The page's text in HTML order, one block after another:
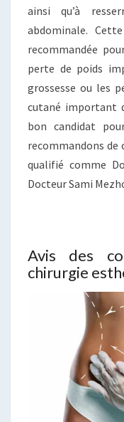
ainsi qu’à
abdominale.
recommandée
perte de poids
grossesse ou les
cutané important
bon candidat
recommandons
qualifié comme
Docteur Sami
Avis des
chirurgie